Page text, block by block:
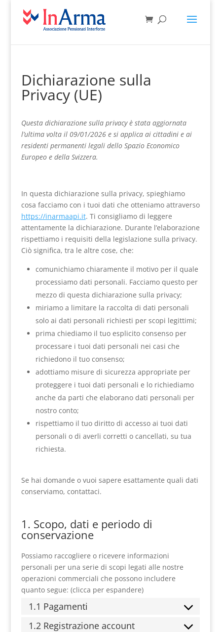
Dichiarazione sulla
Privacy (UE)
Questa dichiarazione sulla privacy è stata aggiornata
l’ultima volta il 09/01/2026 e si applica ai cittadini e ai
residenti permanenti legali dello Spazio Economico
Europeo e della Svizzera.
In questa dichiarazione sulla privacy, spieghiamo
cosa facciamo con i tuoi dati che otteniamo attraverso
https://inarmaapi.it. Ti consigliamo di leggere
attentamente la dichiarazione. Durante l’elaborazione
rispettiamo i requisiti della legislazione sulla privacy.
Ciò significa, tra le altre cose, che:
comunichiamo chiaramente il motivo per il quale
processiamo dati personali. Facciamo questo per
mezzo di questa dichiarazione sulla privacy;
miriamo a limitare la raccolta di dati personali
solo ai dati personali richiesti per scopi legittimi;
prima chiediamo il tuo esplicito consenso per
processare i tuoi dati personali nei casi che
richiedono il tuo consenso;
adottiamo misure di sicurezza appropriate per
proteggere i tuoi dati personali e lo richiediamo
anche da parti che elaborano dati personali per
nostro conto;
rispettiamo il tuo diritto di accesso ai tuoi dati
personali o di averli corretti o cancellati, su tua
richiesta.
Se hai domande o vuoi sapere esattamente quali dati
conserviamo, contattaci.
1. Scopo, dati e periodo di
conservazione
Possiamo raccogliere o ricevere informazioni
personali per una serie di scopi legati alle nostre
operazioni commerciali che possono includere
quanto segue: (clicca per espandere)
1.1 Pagamenti
1.2 Registrazione account